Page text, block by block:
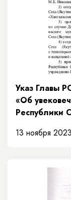
Указ Главы
«Об
Республики
13 ноября